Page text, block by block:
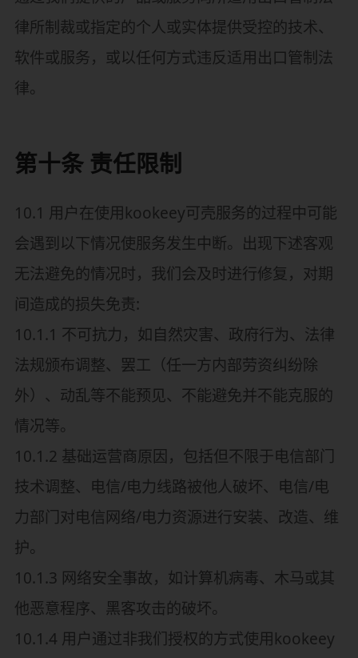
律所制裁或指定的个人或实体提供受控的技术、
软件或服务，或以任何方式违反适用出口管制法
律。
第十条 责任限制
10.1 用户在使用kookeey可壳服务的过程中可能
会遇到以下情况使服务发生中断。出现下述客观
无法避免的情况时，我们会及时进行修复，对期
间造成的损失免责:
10.1.1 不可抗力，如自然灾害、政府行为、法律
法规颁布调整、罢工（任一方内部劳资纠纷除
外）、动乱等不能预见、不能避免并不能克服的
情况等。
10.1.2 基础运营商原因，包括但不限于电信部门
技术调整、电信/电力线路被他人破坏、电信/电
力部门对电信网络/电力资源进行安装、改造、维
护。
10.1.3 网络安全事故，如计算机病毒、木马或其
他恶意程序、黑客攻击的破坏。
10.1.4 用户通过非我们授权的方式使用kookeey